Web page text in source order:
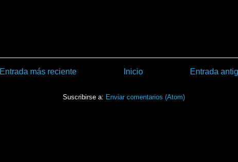
Entrada más reciente Entrada
Inicio
Suscribirse a: Enviar comentarios (Atom)